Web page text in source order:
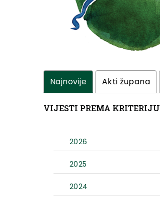
Najnovije Akti župana
VIJESTI PREMA KRITERIJU
2026
2025
2024